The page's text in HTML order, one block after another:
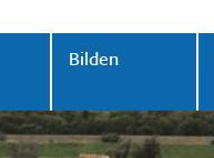
Bilden